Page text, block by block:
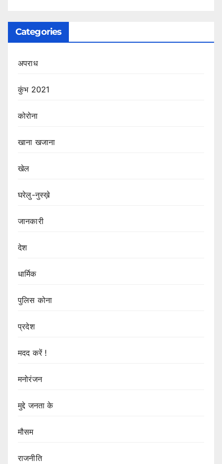
Categories
अपराध
कुंभ 2021
कोरोना
खाना खजाना
खेल
घरेलु-नुस्ख़े
जानकारी
देश
धार्मिक
पुलिस कोना
प्रदेश
मदद करें !
मनोरंजन
मुद्दे जनता के
मौसम
राजनीति